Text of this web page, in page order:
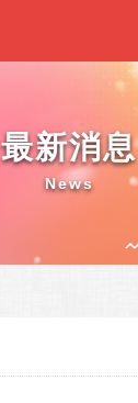
最新消息
News